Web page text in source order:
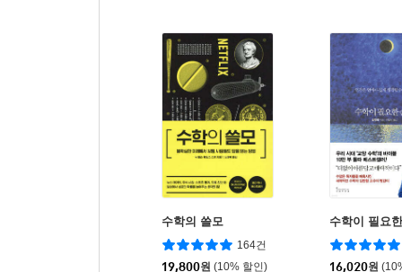
수학의 쓸모
164건
19,800원 (10% 할인)
수학이 필요
16,020원